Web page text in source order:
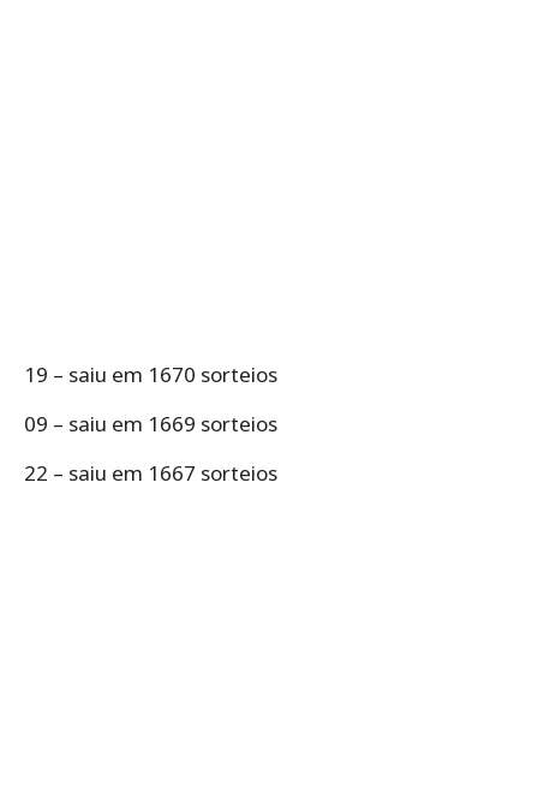
19 – saiu em 1670 sorteios
09 – saiu em 1669 sorteios
22 – saiu em 1667 sorteios